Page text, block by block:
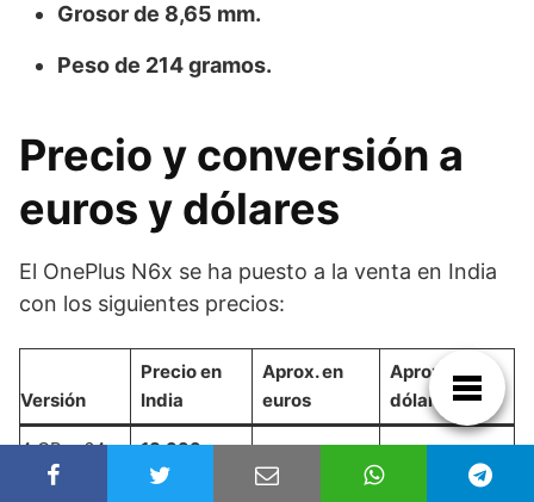
Grosor de 8,65 mm.
Peso de 214 gramos.
Precio y conversión a
euros y dólares
El OnePlus N6x se ha puesto a la venta en India
con los siguientes precios:
Versión
Precio en
India
Aprox. en
euros
Aprox. en
dólares
4 GB + 64
18.999
rupias
173 €